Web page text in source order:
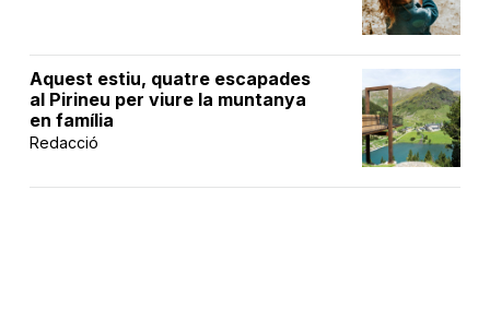
Aquest estiu, quatre escapades
al Pirineu per viure la muntanya
en família
Redacció